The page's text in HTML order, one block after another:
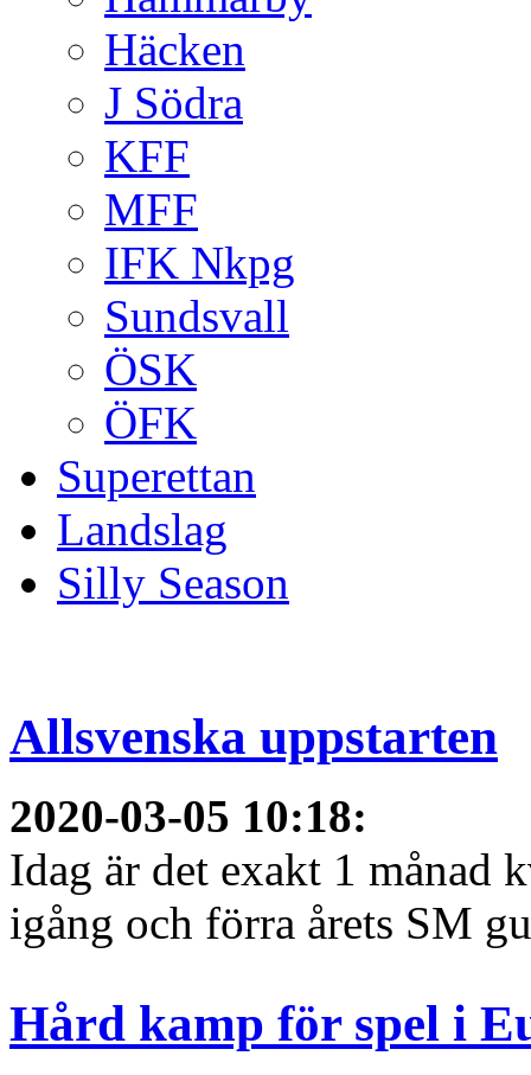
Häcken
J Södra
KFF
MFF
IFK Nkpg
Sundsvall
ÖSK
ÖFK
Superettan
Landslag
Silly Season
Allsvenska uppstarten
2020-03-05 10:18:
Idag är det exakt 1 månad
igång och förra årets SM
Hård kamp för spel i